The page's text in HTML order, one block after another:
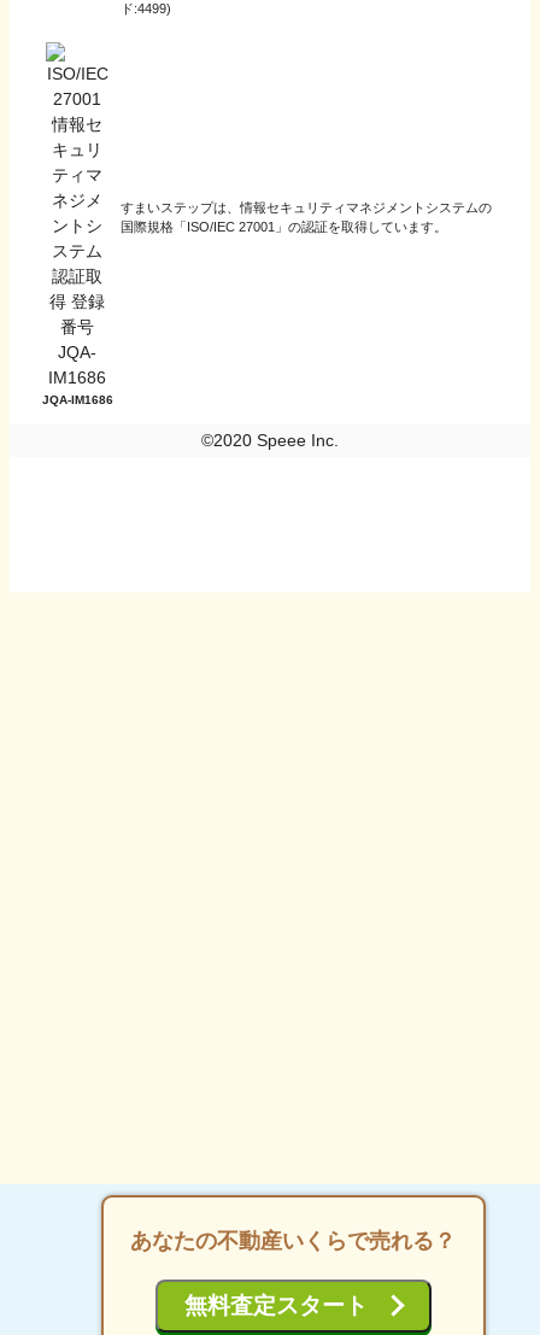
ド:4499)
JQA-IM1686
すまいステップは、情報セキュリティマネジメントシステムの
国際規格「ISO/IEC 27001」の認証を取得しています。
©2020 Speee Inc.
あなたの不動産いくらで売れる？
無料査定スタート